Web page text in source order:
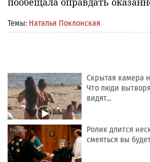
Темы: Наталья Поклонская
Скрытая камера
Что люди
видят...
Ролик длится
смеяться вы